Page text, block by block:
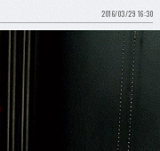
2016/03/29 16:30